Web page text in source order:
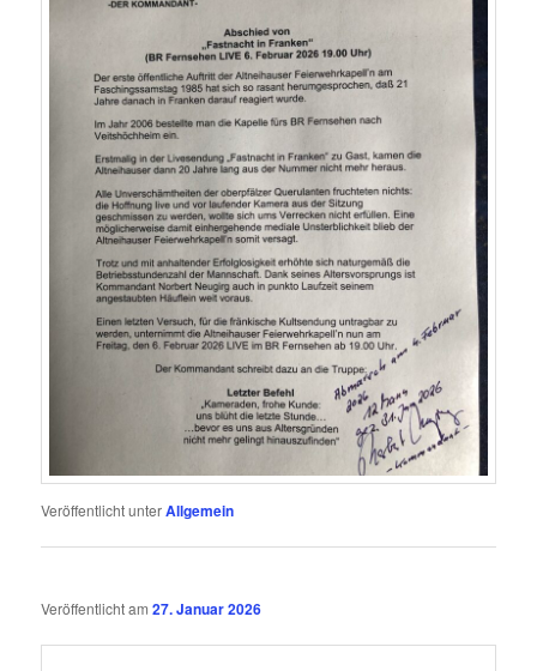
Veröffentlicht unterAllgemein
Veröffentlicht am27. Januar 2026